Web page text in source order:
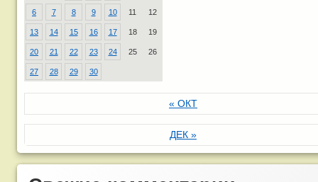
6 7 8 9 10 11 12
13 14 15 16 17 18 19
20 21 22 23 24 25 26
27 28 29 30
« ОКТ
ДЕК »